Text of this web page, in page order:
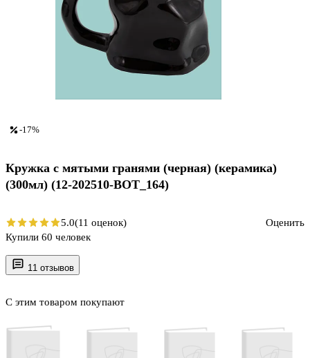
11 отзывов
С этим товаром покупают
-17%
Кружка с мятыми гранями (черная) (керамика)
(300мл) (12-202510-BOT_164)
5.0(11 оценок)
Оценить
Купили 60 человек